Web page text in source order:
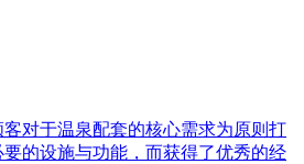
对于温泉配套的核心需求为原则打
的设施与功能，而获得了优秀的经